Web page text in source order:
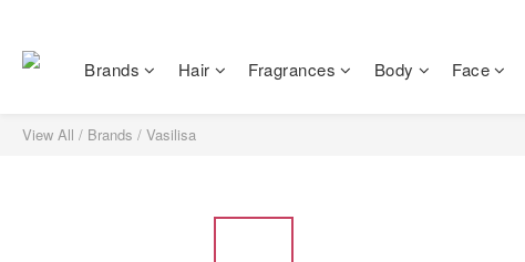
Brands Hair Fragrances Body Face
View All / Brands / Vasilisa